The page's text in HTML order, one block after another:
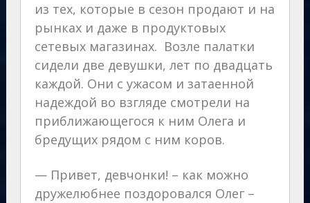
из тех, которые в сезон продают и на
рынках и даже в продуктовых
сетевых магазинах. Возле палатки
сидели две девушки, лет по двадцать
каждой. Они с ужасом и затаенной
надеждой во взгляде смотрели на
приближающегося к ним Олега и
бредущих рядом с ним коров.
— Привет, девчонки! – как можно
дружелюбнее поздоровался Олег –